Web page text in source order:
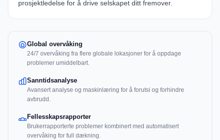
prosjektledelse for å drive selskapet ditt fremover.
Global overvåking
24/7 overvåking fra flere globale lokasjoner for å oppdage
problemer umiddelbart.
Sanntidsanalyse
Avansert analyse og maskinlæring for å forutsi og forhindre
avbrudd.
Fellesskapsrapporter
Brukerrapporterte problemer kombinert med automatisert
overvåking for full dækning.